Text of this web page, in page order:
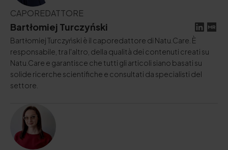
CAPOREDATTORE
Bartłomiej Turczyński
Bartłomiej Turczyński è il caporedattore di Natu.Care. È
responsabile, tra l'altro, della qualità dei contenuti creati su
Natu.Care e garantisce che tutti gli articoli siano basati su
solide ricerche scientifiche e consultati da specialisti del
settore.